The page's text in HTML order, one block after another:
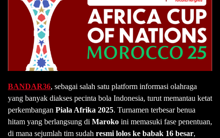
BANDAR36, sebagai salah satu platform informasi olahraga
yang banyak diakses pecinta bola Indonesia, turut memantau ketat
perkembangan Piala Afrika 2025. Turnamen terbesar benua
hitam yang berlangsung di Maroko ini memasuki fase penentuan,
di mana sejumlah tim sudah resmi lolos ke babak 16 besar,